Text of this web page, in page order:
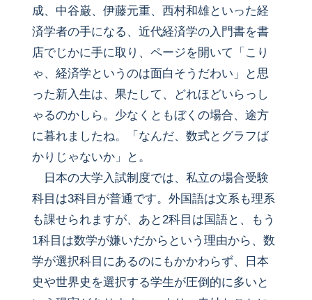
成、中谷巌、伊藤元重、西村和雄といった経
済学者の手になる、近代経済学の入門書を書
店でじかに手に取り、ページを開いて「こり
ゃ、経済学というのは面白そうだわい」と思
った新入生は、果たして、どれほどいらっし
ゃるのかしら。少なくともぼくの場合、途方
に暮れましたね。「なんだ、数式とグラフば
かりじゃないか」と。
日本の大学入試制度では、私立の場合受験
科目は3科目が普通です。外国語は文系も理系
も課せられますが、あと2科目は国語と、もう
1科目は数学が嫌いだからという理由から、数
学が選択科目にあるのにもかかわらず、日本
史や世界史を選択する学生が圧倒的に多いと